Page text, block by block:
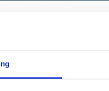
PE-LLD, galben